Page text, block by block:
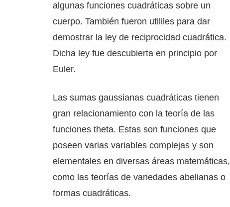
algunas funciones cuadráticas sobre un
cuerpo. También fueron utililes para dar
demostrar la ley de reciprocidad cuadrática.
Dicha ley fue descubierta en principio por
Euler.
Las sumas gaussianas cuadráticas tienen
gran relacionamiento con la teoría de las
funciones theta. Estas son funciones que
poseen varias variables complejas y son
elementales en diversas áreas matemáticas,
como las teorías de variedades abelianas o
formas cuadráticas.